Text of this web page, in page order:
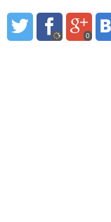
0